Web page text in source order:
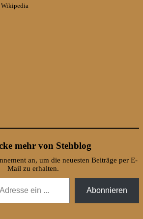
Wikipedia
mehr von Stehblog
an, um die neuesten Beiträge per E-
Mail zu erhalten.
Abonnieren